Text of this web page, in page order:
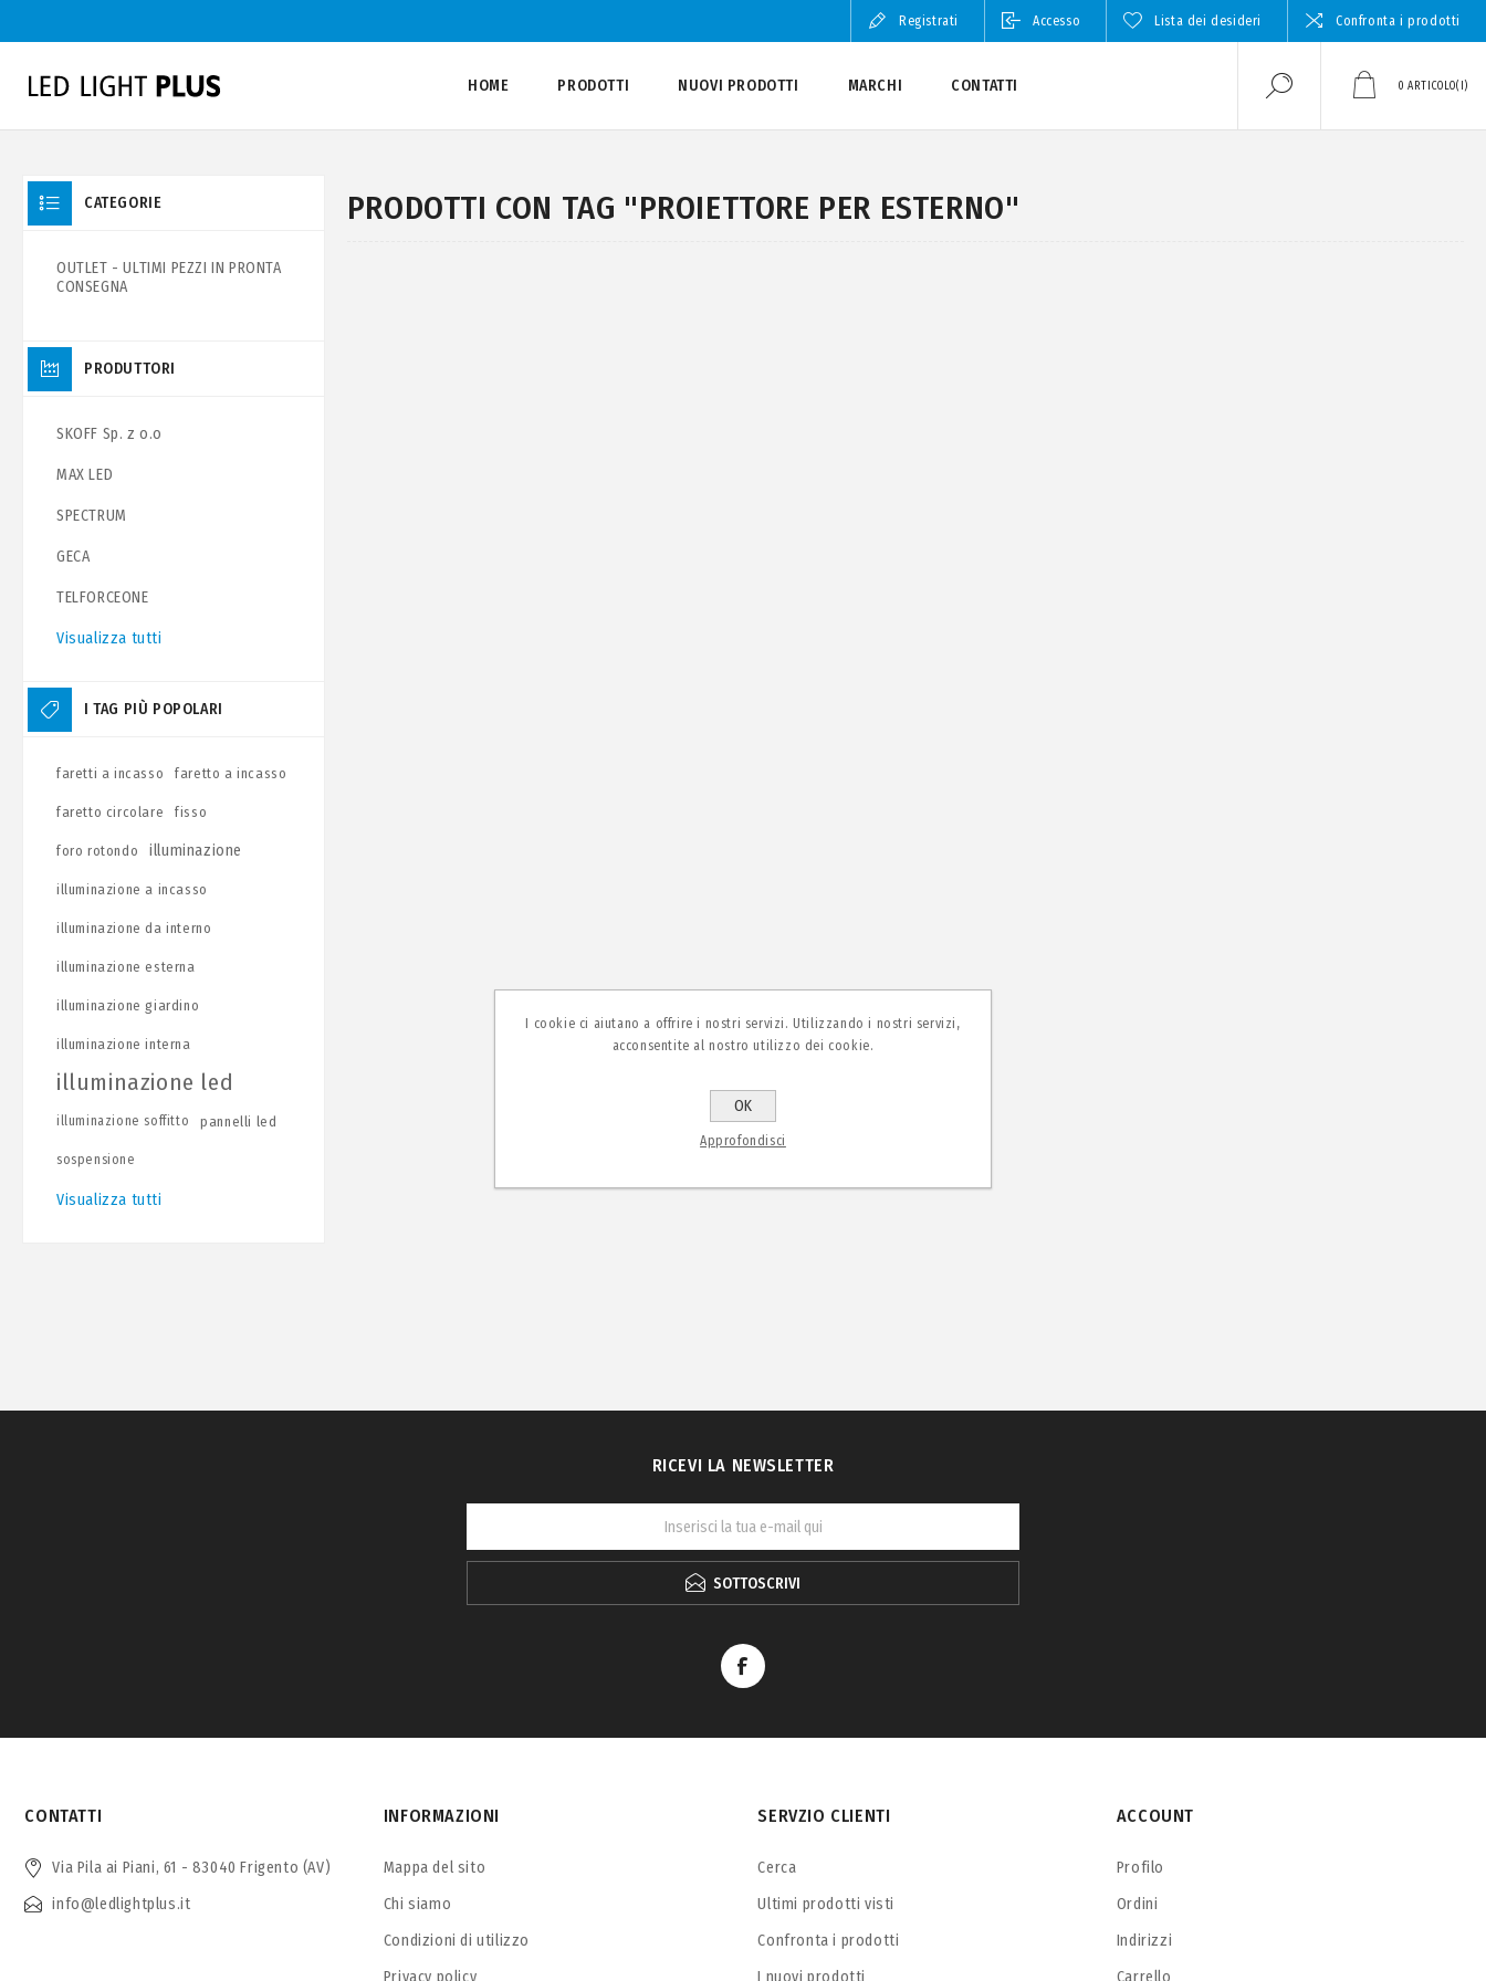
Registrati Accesso Lista dei desideri Confronta i prodotti
HOME PRODOTTI NUOVI PRODOTTI MARCHI CONTATTI 0 ARTICOLO(I)
PRODOTTI CON TAG "PROIETTORE PER ESTERNO"
CATEGORIE
OUTLET - ULTIMI PEZZI IN PRONTA
CONSEGNA
PRODUTTORI
SKOFF Sp. z o.o
MAX LED
SPECTRUM
GECA
TELFORCEONE
Visualizza tutti
I TAG PIÙ POPOLARI
faretti a incasso faretto a incasso
faretto circolare fisso
foro rotondo illuminazione
illuminazione a incasso
illuminazione da interno
illuminazione esterna
illuminazione giardino
illuminazione interna
illuminazione led
illuminazione soffitto pannelli led
sospensione
Visualizza tutti
RICEVI LA NEWSLETTER
SOTTOSCRIVI
CONTATTI
Via Pila ai Piani, 61 - 83040 Frigento (AV)
info@ledlightplus.it
INFORMAZIONI
Mappa del sito
Chi siamo
Condizioni di utilizzo
Privacy policy
SERVZIO CLIENTI
Cerca
Ultimi prodotti visti
Confronta i prodotti
I nuovi prodotti
ACCOUNT
Profilo
Ordini
Indirizzi
Carrello
I cookie ci aiutano a offrire i nostri servizi. Utilizzando i nostri servizi,
acconsentite al nostro utilizzo dei cookie.
OK
Approfondisci